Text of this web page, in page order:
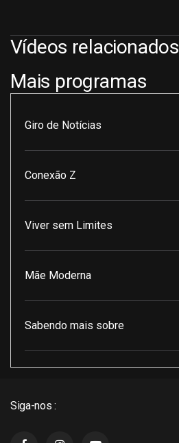
Vídeos relacionados
Mais programas
Giro de Notícias
Conexão Z
Viver sem Limites
Mãe Moderna
Sabendo mais sobre
Siga-nos :